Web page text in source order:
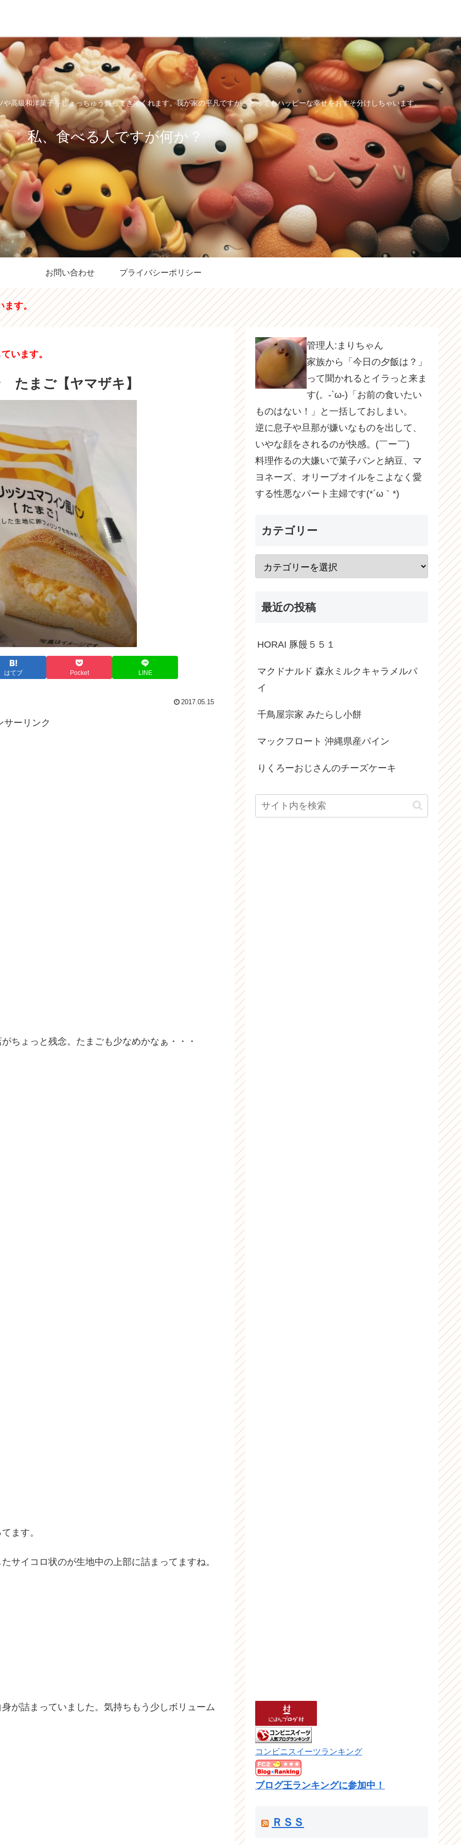
高級和洋菓子をしょっちゅう買ってきてくれます。我が家の平凡ですが、とってもハッピーな幸せをおすそ分けしちゃいます。
私、食べる人ですが何か？
お問い合わせ プライバシーポリシー
ます。
います。
たまご【ヤマザキ】
はてブ Pocket LINE
2017.05.15
サーリンク
ちょっと残念。たまごも少なめかなぁ・・・
ます。
サイコロ状のが生地中の上部に詰まってますね。
が詰まっていました。気持ちもう少しボリューム
管理人:まりちゃん
家族から「今日の夕飯は？」
って聞かれるとイラっと来ま
す(。-`ω-)「お前の食いたい
ものはない！」と一括しておしまい。
逆に息子や旦那が嫌いなものを出して、
いやな顔をされるのが快感。(￣ー￣)
料理作るの大嫌いで菓子パンと納豆、マ
ヨネーズ、オリーブオイルをこよなく愛
する性悪なパート主婦です(*´ω｀*)
カテゴリー
最近の投稿
HORAI 豚饅５５１
マクドナルド 森永ミルクキャラメルパ
イ
千鳥屋宗家 みたらし小餅
マックフロート 沖縄県産パイン
りくろーおじさんのチーズケーキ
コンビニスイーツランキング
ブログ王ランキングに参加中！
ＲＳＳ